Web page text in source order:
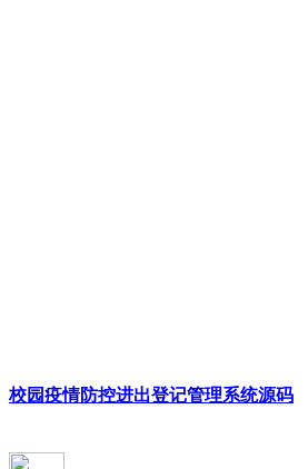
校园疫情防控进出登记管理系统源码